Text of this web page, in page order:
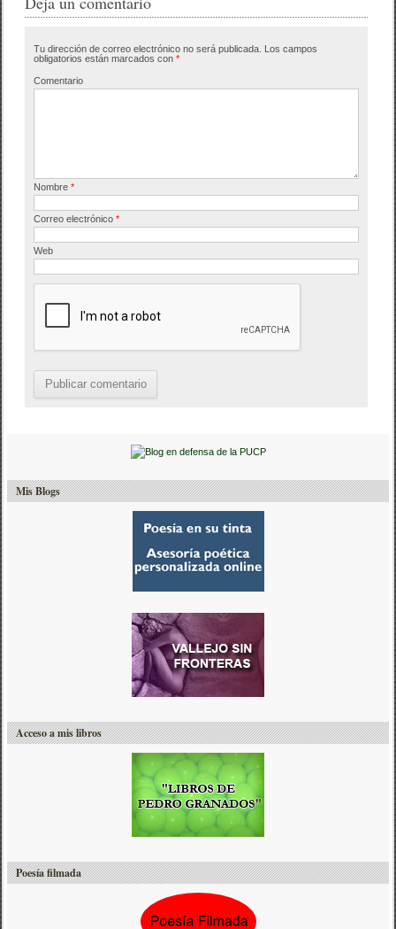
o
o
tir
Tu dirección de correo electrónico no será publicada. Los campos
obligatorios están marcados con*
Comentario
Nombre*
Correo electrónico*
Web
Mis Blogs
Acceso a mis libros
Poesía filmada